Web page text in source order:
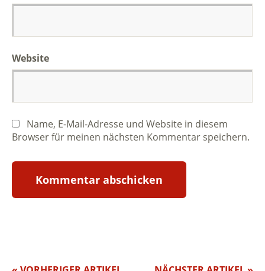
Website
Name, E-Mail-Adresse und Website in diesem
Browser für meinen nächsten Kommentar speichern.